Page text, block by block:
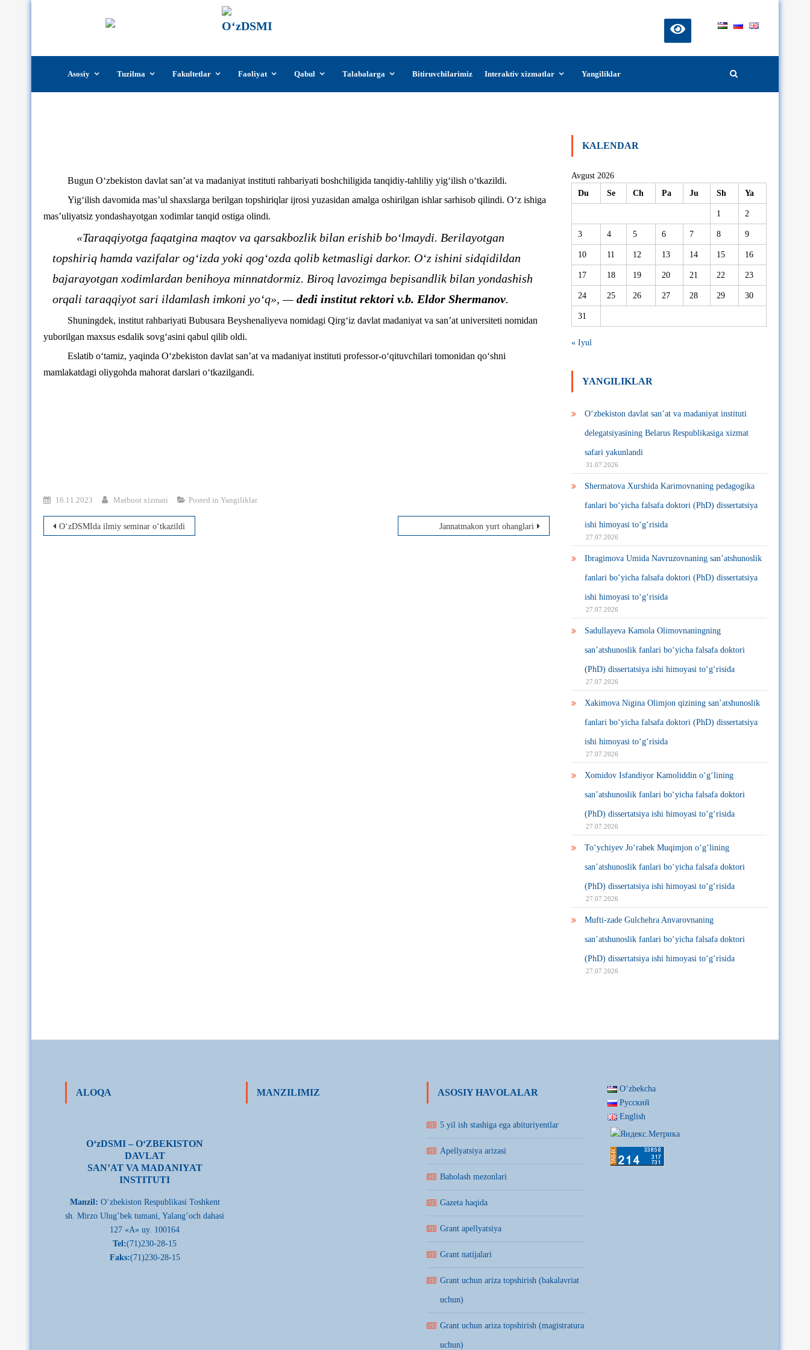
content
Asosiy Tuzilma Fakultetlar Faoliyat Qabul Talabalarga Bitiruvchilarimiz Interaktiv xizmatlar Yangiliklar
Bugun O‘zbekiston davlat san’at va madaniyat instituti rahbariyati boshchiligida tanqidiy-tahliliy yig‘ilish o‘tkazildi.
Yig‘ilish davomida mas’ul shaxslarga berilgan topshiriqlar ijrosi yuzasidan amalga oshirilgan ishlar sarhisob qilindi. O‘z ishiga
mas’uliyatsiz yondashayotgan xodimlar tanqid ostiga olindi.
«Taraqqiyotga faqatgina maqtov va qarsakbozlik bilan erishib bo‘lmaydi. Berilayotgan
topshiriq hamda vazifalar og‘izda yoki qog‘ozda qolib ketmasligi darkor. O‘z ishini sidqidildan
bajarayotgan xodimlardan benihoya minnatdormiz. Biroq lavozimga bepisandlik bilan yondashish
orqali taraqqiyot sari ildamlash imkoni yo‘q», — dedi institut rektori v.b. Eldor Shermanov.
Shuningdek, institut rahbariyati Bubusara Beyshenaliyeva nomidagi Qirg‘iz davlat madaniyat va san’at universiteti nomidan
yuborilgan maxsus esdalik sovg‘asini qabul qilib oldi.
Eslatib o‘tamiz, yaqinda O‘zbekiston davlat san’at va madaniyat instituti professor-o‘qituvchilari tomonidan qo‘shni
mamlakatdagi oliygohda mahorat darslari o‘tkazilgandi.
16.11.2023 Matbuot xizmati Posted in Yangiliklar
Post
O‘zDSMIda ilmiy seminar o‘tkazildi Jannatmakon yurt ohanglari
KALENDAR
Avgust 2026
Du
Se Ch Pa Ju Sh Ya
1 2
3 4 5 6 7 8 9
10 11 12 13 14 15 16
17 18 19 20 21 22 23
24 25 26 27 28 29 30
31
« Iyul
YANGILIKLAR
O‘zbekiston davlat san’at va madaniyat instituti
delegatsiyasining Belarus Respublikasiga xizmat
safari yakunlandi
31.07.2026
Shermatova Xurshida Karimovnaning pedagogika
fanlari bo‘yicha falsafa doktori (PhD) dissertatsiya
ishi himoyasi to‘g‘risida
27.07.2026
Ibragimova Umida Navruzovnaning san’atshunoslik
fanlari bo‘yicha falsafa doktori (PhD) dissertatsiya
ishi himoyasi to‘g‘risida
27.07.2026
Sadullayeva Kamola Olimovnaningning
san’atshunoslik fanlari bo‘yicha falsafa doktori
(PhD) dissertatsiya ishi himoyasi to‘g‘risida
27.07.2026
Xakimova Nigina Olimjon qizining san’atshunoslik
fanlari bo‘yicha falsafa doktori (PhD) dissertatsiya
ishi himoyasi to‘g‘risida
27.07.2026
Xomidov Isfandiyor Kamoliddin o‘g‘lining
san’atshunoslik fanlari bo‘yicha falsafa doktori
(PhD) dissertatsiya ishi himoyasi to‘g‘risida
27.07.2026
To‘ychiyev Jo‘rabek Muqimjon o‘g‘lining
san’atshunoslik fanlari bo‘yicha falsafa doktori
(PhD) dissertatsiya ishi himoyasi to‘g‘risida
27.07.2026
Mufti-zade Gulchehra Anvarovnaning
san’atshunoslik fanlari bo‘yicha falsafa doktori
(PhD) dissertatsiya ishi himoyasi to‘g‘risida
27.07.2026
ALOQA
О‘zDSMI – О‘ZBEKISTON
DAVLAT
SAN’AT VA MADANIYAT
INSTITUTI
Manzil: О‘zbekiston Respublikasi Toshkent
sh. Mirzo Ulug’bek tumani, Yalang’och dahasi
127 «A» uy. 100164
Tel:(71)230-28-15
Faks:(71)230-28-15
MANZILIMIZ ASOSIY HAVOLALAR
5 yil ish stashiga ega abituriyentlar
Apellyatsiya arizasi
Baholash mezonlari
Gazeta haqida
Grant apellyatsiya
Grant natijalari
Grant uchun ariza topshirish (bakalavriat
uchun)
Grant uchun ariza topshirish (magistratura
uchun)
Oʻzbekcha
Русский
English